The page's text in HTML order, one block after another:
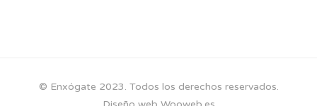
© Enxógate 2023. Todos los derechos reservados.